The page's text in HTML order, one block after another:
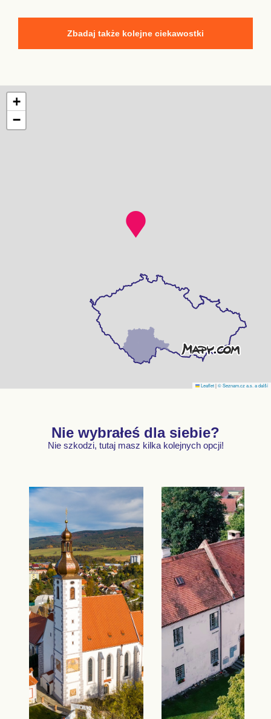
Zbadaj także kolejne ciekawostki
+
−
Leaflet|© Seznam.cz a.s. a další
Nie wybrałeś dla siebie?
Nie szkodzi, tutaj masz kilka kolejnych opcji!